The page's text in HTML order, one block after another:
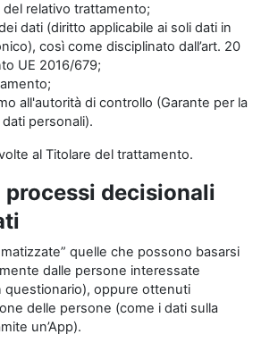
del relativo trattamento;
dati (diritto applicabile ai soli dati in
così come disciplinato dall’art. 20
UE 2016/679;
all'autorità di controllo (Garante per la
personali).
al Titolare del trattamento.
processi decisionali
quelle che possono basarsi
dalle persone interessate
questionario), oppure ottenuti
delle persone (come i dati sulla
un’App).